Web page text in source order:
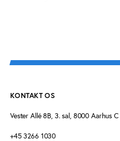
KONTAKT OS
Vester Allé 8B, 3. sal, 8000 Aarhus C
+45 3266 1030